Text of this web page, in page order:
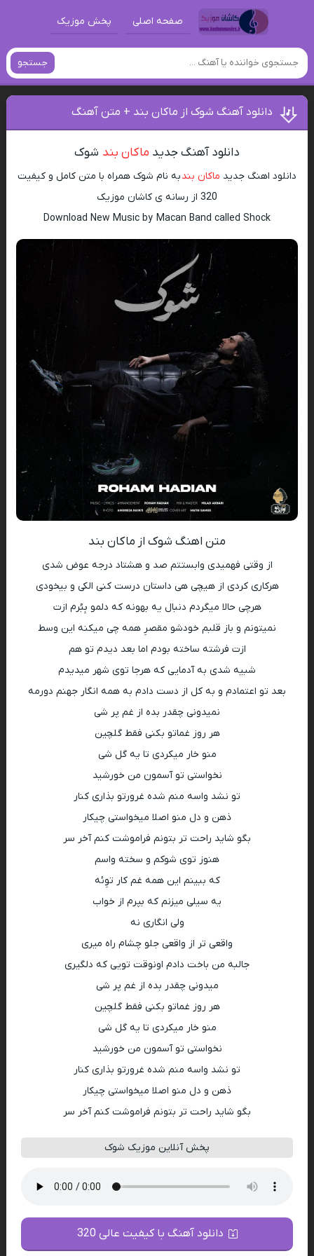
صفحه اصلی پخش موزیک
جستجو
دانلود آهنگ شوک از ماکان بند + متن آهنگ
دانلود آهنگ جدید ماکان بند شوک
دانلود اهنگ جدید ماکان بندبه نام شوک همراه با متن کامل و کیفیت
320 از رسانه ی کاشان موزیک
Download New Music by Macan Band called Shock
متن اهنگ شوک از ماکان بند
از وقتی فهمیدی وابستتم صد و هشتاد درجه عوض شدی
هرکاری کردی از هیچی هی داستان درست کنی الکی و بیخودی
هرچی حالا میگردم دنبال یه بهونه که دلمو بِبُرم ازت
نمیتونم و باز قلبم خودشو مقصرِ همه چی میکنه این وسط
ازت فرشته ساخته بودم اما بعد دیدم تو هم
شبیه شدی به آدمایی که هرجا توی شهر میدیدم
بعد تو اعتمادم و به کل از دست دادم به همه انگار جهنم دورمه
نمیدونی چقدر بده از غم پر شی
هر روز غماتو بکنی فقط گلچین
منو خار میکردی تا یه گل شی
نخواستی تو آسمون من خورشید
تو نشد واسه منم شده غرورتو بذاری کنار
ذهن و دل منو اصلا میخواستی چیکار
بگو شاید راحت تر بتونم فراموشت کنم آخر سر
هنوز توی شوکم و سخته واسم
که ببینم این همه غم کار توِئه
یه سیلی میزنم که بپرم از خواب
ولی انگاری نه
واقعی تر از واقعی جلو چشام راه میری
جالبه من باخت دادم اونوقت تویی که دلگیری
میدونی چقدر بده از غم پر شی
هر روز غماتو بکنی فقط گلچین
منو خار میکردی تا یه گل شی
نخواستی تو آسمون من خورشید
تو نشد واسه منم شده غرورتو بذاری کنار
ذهن و دل منو اصلا میخواستی چیکار
بگو شاید راحت تر بتونم فراموشت کنم آخر سر
پخش آنلاین موزیک شوک
دانلود آهنگ با کیفیت عالی 320